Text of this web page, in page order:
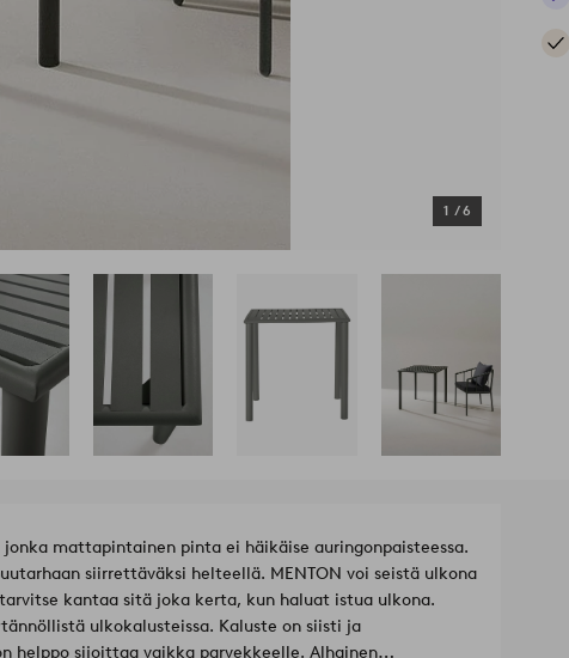
1 /6
mattapintainen pinta ei häikäise auringonpaisteessa.
siirrettäväksi helteellä. MENTON voi seistä ulkona
kantaa sitä joka kerta, kun haluat istua ulkona.
ulkokalusteissa. Kaluste on siisti ja
helppo sijoittaa vaikka parvekkeelle. Alhainen